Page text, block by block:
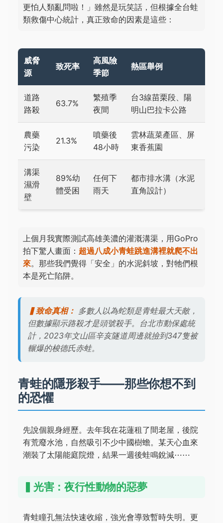
更怕人類亂問啦！」雖然是玩笑話，但根據全台蛙
類救傷中心統計，真正致命的因素是這些：
威脅
源
致死率
高風險
季節
熱區舉例
道路
路殺
63.7%
繁殖季
夜間
台3線苗栗段、陽
明山巴拉卡公路
農藥
污染
21.3%
噴藥後
48小時
雲林蔬菜產區、屏
東香蕉園
溝渠
濕滑
壁
89%幼
體受困
任何下
雨天
都市排水溝（水泥
直角設計）
上個月我實際測試高雄美濃的灌溉溝渠，用GoPro
拍下驚人畫面： 超過八成小青蛙跳進溝裡就爬不出
來。那些我們覺得「安全」的水泥斜坡，對牠們根
本是死亡陷阱。
▍致命真相： 多數人以為蛇類是青蛙最大天敵，
但數據顯示路殺才是頭號殺手。台北市動保處統
計，2023年文山區辛亥隧道周邊就撿到347隻被
輾爆的梭德氏赤蛙。
青蛙的隱形殺手——那些你想不到
的恐懼
先說個親身經歷。去年我在花蓮租了間老屋，後院
有荒廢水池，自然吸引不少中國樹蟾。某天心血來
潮裝了太陽能庭院燈，結果一週後蛙鳴銳減⋯⋯
▍光害：夜行性動物的惡夢
青蛙瞳孔無法快速收縮，強光會導致暫時失明。更